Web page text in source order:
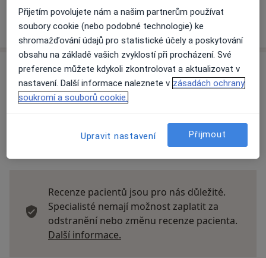
Víceo adrese
Názory
Přidejte svůj názor
Recenze pacientů jsou pro nás důležité.
Specialisté nemají možnost zaplatit za
odstranění nebo změnu recenze pacienta.
Další informace.
Přijetím povolujete nám a našim partnerům používat
soubory cookie (nebo podobné technologie) ke
shromažďování údajů pro statistické účely a poskytování
obsahu na základě vašich zvyklostí při procházení. Své
preference můžete kdykoli zkontrolovat a aktualizovat v
nastavení. Další informace naleznete v zásadách ochrany
soukromí a souborů cookie.
Upravit nastavení Přijmout